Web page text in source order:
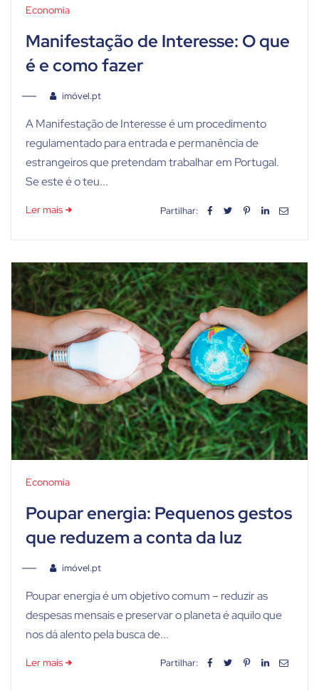
Economia
Manifestação de Interesse: O que
é e como fazer
imóvel.pt
A Manifestação de Interesse é um procedimento
regulamentado para entrada e permanência de
estrangeiros que pretendam trabalhar em Portugal.
Se este é o teu...
Ler mais Partilhar:
Economia
Poupar energia: Pequenos gestos
que reduzem a conta da luz
imóvel.pt
Poupar energia é um objetivo comum – reduzir as
despesas mensais e preservar o planeta é aquilo que
nos dá alento pela busca de...
Ler mais Partilhar: